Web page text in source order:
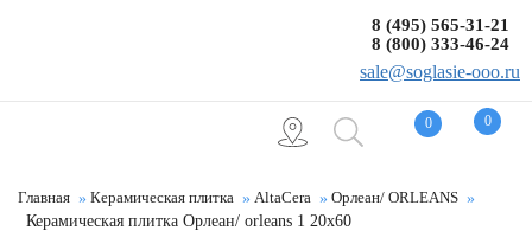
0 0
8 (495) 565-31-21
8 (800) 333-46-24
sale@soglasie-ooo.ru
Главная Керамическая плитка AltaCera
Орлеан/ ORLEANS
Керамическая плитка Орлеан/ orleans 1 20x60